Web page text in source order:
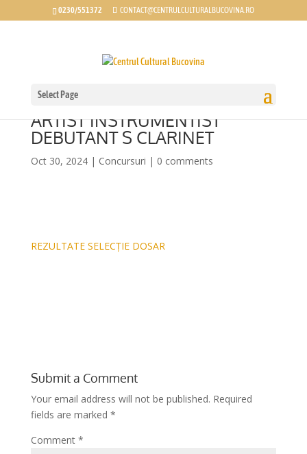
0230/551372 CONTACT@CENTRULCULTURALBUCOVINA.RO
Select Page
REZULTATE SELECȚIE DOSARE
ARTIST INSTRUMENTIST
DEBUTANT S CLARINET
Oct 30, 2024| Concursuri | 0 comments
REZULTATE SELECȚIE DOSAR
Submit a Comment
Your email address will not be published. Required
fields are marked *
Comment *